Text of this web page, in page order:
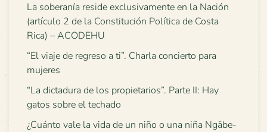
La soberanía reside exclusivamente en la Nación
(artículo 2 de la Constitución Política de Costa
Rica) – ACODEHU
“El viaje de regreso a ti”. Charla concierto para
mujeres
“La dictadura de los propietarios”. Parte II: Hay
gatos sobre el techado
¿Cuánto vale la vida de un niño o una niña Ngäbe-